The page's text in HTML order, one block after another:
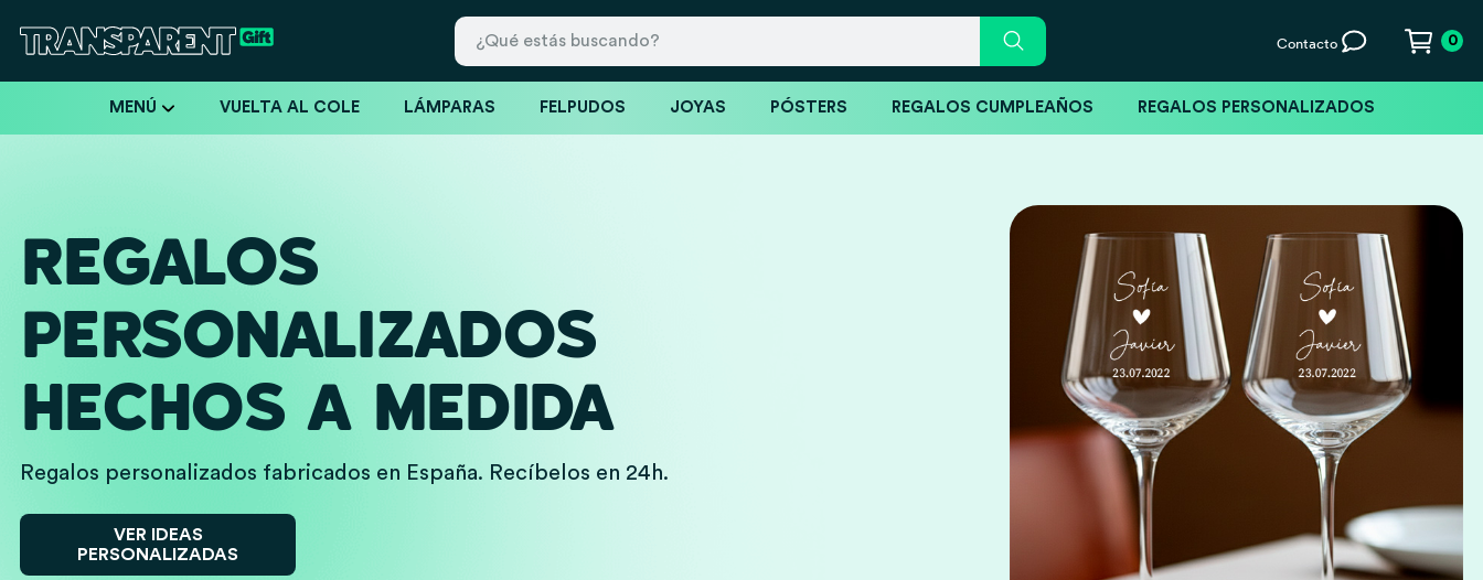
Contacto 0
MENÚ VUELTA AL COLE LÁMPARAS FELPUDOS JOYAS PÓSTERS REGALOS CUMPLEAÑOS REGALOS PERSONALIZADOS
REGALOS
PERSONALIZADOS
HECHOS A MEDIDA
Regalos personalizados fabricados en España. Recíbelos en 24h.
VER IDEAS
PERSONALIZADAS